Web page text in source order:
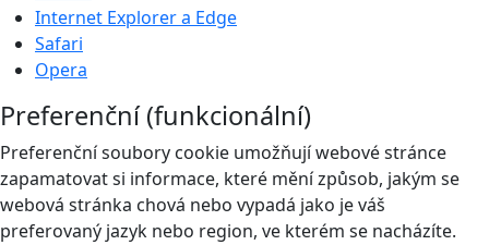
Internet Explorer a Edge
Safari
Opera
Preferenční (funkcionální)
Preferenční soubory cookie umožňují webové stránce
zapamatovat si informace, které mění způsob, jakým se
webová stránka chová nebo vypadá jako je váš
preferovaný jazyk nebo region, ve kterém se nacházíte.